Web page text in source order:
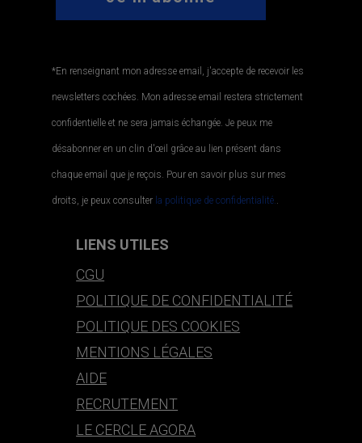
*En renseignant mon adresse email, j'accepte de recevoir les
newsletters cochées. Mon adresse email restera strictement
confidentielle et ne sera jamais échangée. Je peux me
désabonner en un clin d'œil grâce au lien présent dans
chaque email que je reçois. Pour en savoir plus sur mes
droits, je peux consulter la politique de confidentialité..
LIENS UTILES
CGU
POLITIQUE DE CONFIDENTIALITÉ
POLITIQUE DES COOKIES
MENTIONS LÉGALES
AIDE
RECRUTEMENT
LE CERCLE AGORA